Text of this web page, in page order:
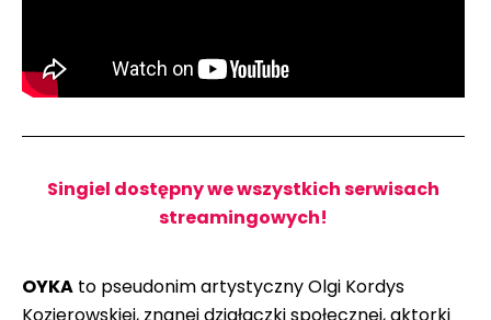
Singiel dostępny we wszystkich serwisach
streamingowych!
OYKA to pseudonim artystyczny Olgi Kordys
Kozierowskiej, znanej działaczki społecznej, aktorki